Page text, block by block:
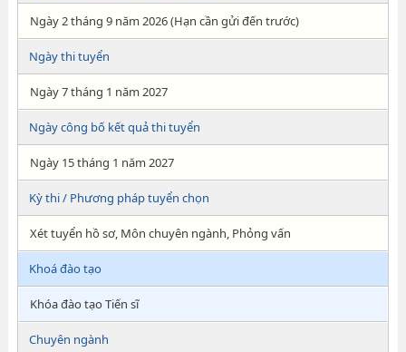
Ngày 2 tháng 9 năm 2026 (Hạn cần gửi đến trước)
Ngày thi tuyển
Ngày 7 tháng 1 năm 2027
Ngày công bố kết quả thi tuyển
Ngày 15 tháng 1 năm 2027
Kỳ thi / Phương pháp tuyển chọn
Xét tuyển hồ sơ, Môn chuyên ngành, Phỏng vấn
Khoá đào tạo
Khóa đào tạo Tiến sĩ
Chuyên ngành